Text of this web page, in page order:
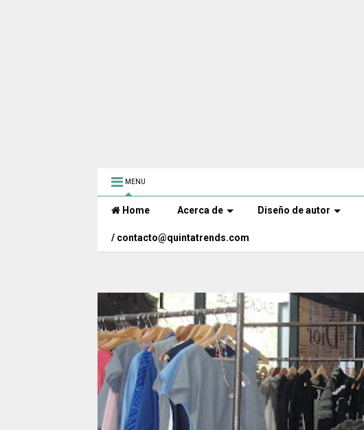
MENU
Home Acerca de Diseño de autor
/ contacto@quintatrends.com